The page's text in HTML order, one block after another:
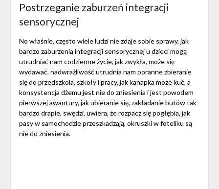
Postrzeganie zaburzeń integracji
sensorycznej
No właśnie, często wiele ludzi nie zdaje sobie sprawy, jak
bardzo zaburzenia integracji sensorycznej u dzieci mogą
utrudniać nam codzienne życie, jak zwykła, może się
wydawać, nadwrażliwość utrudnia nam poranne zbieranie
się do przedszkola, szkoły i pracy, jak kanapka może kuć, a
konsystencja dżemu jest nie do zniesienia i jest powodem
pierwszej awantury, jak ubieranie się, zakładanie butów tak
bardzo drapie, swędzi, uwiera, że rozpacz się pogłębia, jak
pasy w samochodzie przeszkadzają, okruszki w foteliku są
nie do zniesienia.